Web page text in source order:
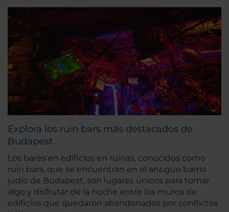
Explora los ruin bars más destacados de
Budapest
Los bares en edificios en ruinas, conocidos como
ruin bars, que se encuentran en el antiguo barrio
judío de Budapest, son lugares únicos para tomar
algo y disfrutar de la noche entre los muros de
edificios que quedaron abandonados por conflictos